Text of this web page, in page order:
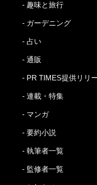
- 趣味と旅行
- ガーデニング
- 占い
- 通販
- PR TIMES提供リリ
- 連載・特集
- マンガ
- 要約小説
- 執筆者一覧
- 監修者一覧